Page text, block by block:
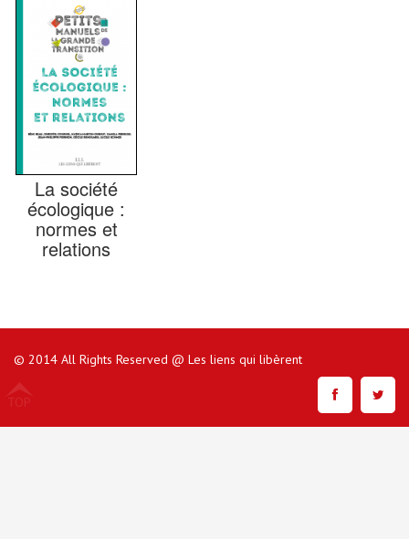
La société
écologique :
normes et
relations
© 2014 All Rights Reserved @ Les liens qui libèrent
TOP